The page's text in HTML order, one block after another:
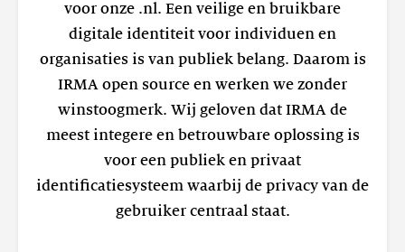
voor onze .nl. Een veilige en bruikbare
digitale identiteit voor individuen en
organisaties is van publiek belang. Daarom is
IRMA open source en werken we zonder
winstoogmerk. Wij geloven dat IRMA de
meest integere en betrouwbare oplossing is
voor een publiek en privaat
identificatiesysteem waarbij de privacy van de
gebruiker centraal staat.